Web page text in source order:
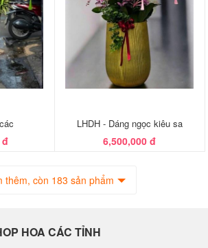
đ
LHDH - Dáng ngọc kiêu sa
6,500,000 đ
thêm, còn 183 sản phẩm
HOA CÁC TỈNH